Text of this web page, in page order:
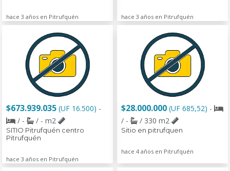
hace 3 años en Pitrufquén hace 3 años en Pitrufquén
$673.939.035 (UF 16.500) -
/ -
/ - m2
SITIO Pitrufquén centro
Pitrufquén
hace 3 años en Pitrufquén
$28.000.000 (UF 685,52) -
/ -
/ 330 m2
Sitio en pitrufquen
hace 4 años en Pitrufquén